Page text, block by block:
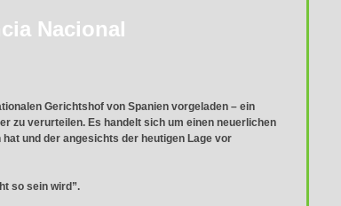
Nacional
Gerichtshof von Spanien vorgeladen – ein
zu verurteilen. Es handelt sich um einen neuerlichen
und der angesichts der heutigen Lage vor
so sein wird”.